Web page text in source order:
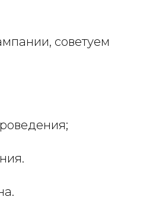
советуем